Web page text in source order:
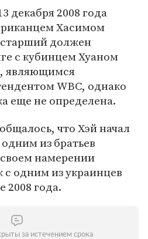
декабря 2008 года
Хасимом
должен
с кубинцем Хуаном
являющимся
WBC, однако
еще не определена.
что Хэй начал
из братьев
намерении
одним из украинцев
2008 года.
за истечением срока